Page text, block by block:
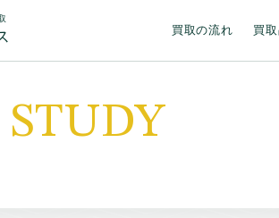
買取の流れ 買
STUDY